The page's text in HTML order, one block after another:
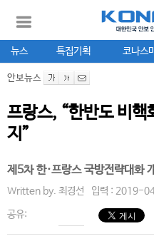
뉴스 특집기획 코나스
안보뉴스
프랑스, “한반도 비핵
지”
제5차 한·프랑스 국방전략대화
Written by. 최경선 입력 : 2019-
공유: